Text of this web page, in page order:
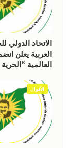
الاتحاد الدولي
العربية يعلن
العالمية
الأقوال